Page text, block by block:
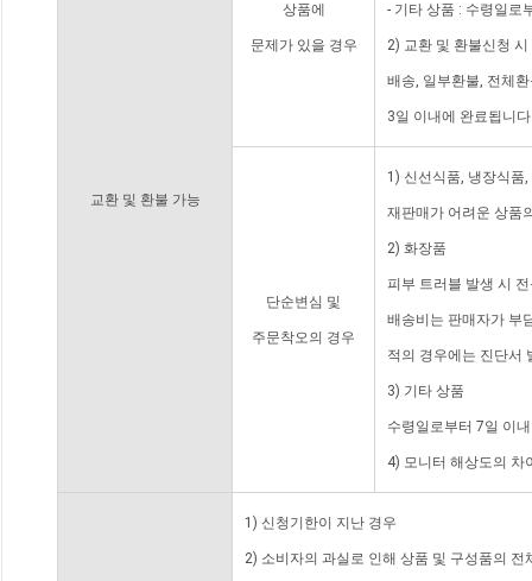
교환 및 환불 가능
상품에
문제가 있을 경우
- 기타 상품 : 수령일로
2) 교환 및 환불신청
배송, 일부환불, 전체
3일 이내에 완료됩니
단순변심 및
주문착오의 경우
1) 신선식품, 냉장식품
재판매가 어려운 상품
2) 화장품
피부 트러블 발생 시
배송비는 판매자가 부
적의 경우에는 진단서
3) 기타 상품
수령일로부터 7일 이
4) 모니터 해상도의 차
1) 신청기한이 지난 경우
2) 소비자의 과실로 인해 상품 및 구성품의